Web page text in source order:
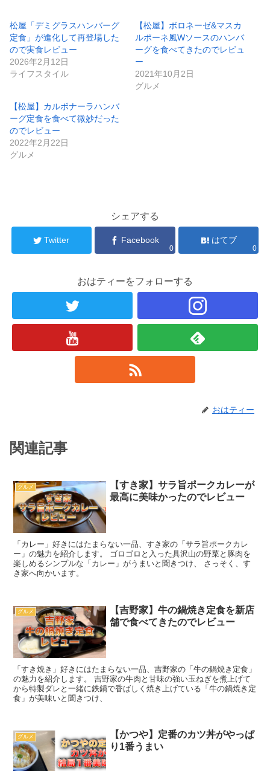
松屋「デミグラスハンバーグ
定食」が進化して再登場した
ので実食レビュー
2026年2月12日
ライフスタイル
【松屋】ボロネーゼ&マスカ
ルポーネ風Wソースのハンバ
ーグを食べてきたのでレビュ
ー
2021年10月2日
グルメ
【松屋】カルボナーラハンバ
ーグ定食を食べて微妙だった
のでレビュー
2022年2月22日
グルメ
シェアする
Twitter Facebook
0
はてブ
0
おはティーをフォローする
おはティー
関連記事
グルメ
【すき家】サラ旨ポークカレーが
最高に美味かったのでレビュー
「カレー」好きにはたまらない一品、すき家の「サラ旨ポークカレ
ー」の魅力を紹介します。 ゴロゴロと入った具沢山の野菜と豚肉を
楽しめるシンプルな「カレー」がうまいと聞きつけ、 さっそく、す
き家へ向かいます。
グルメ
【吉野家】牛の鍋焼き定食を新店
舗で食べてきたのでレビュー
「すき焼き」好きにはたまらない一品、吉野家の「牛の鍋焼き定食」
の魅力を紹介します。 吉野家の牛肉と甘味の強い玉ねぎを煮上げて
から特製ダレと一緒に鉄鍋で香ばしく焼き上げている「牛の鍋焼き定
食」が美味いと聞きつけ、
グルメ
【かつや】定番のカツ丼がやっぱ
り1番うまい